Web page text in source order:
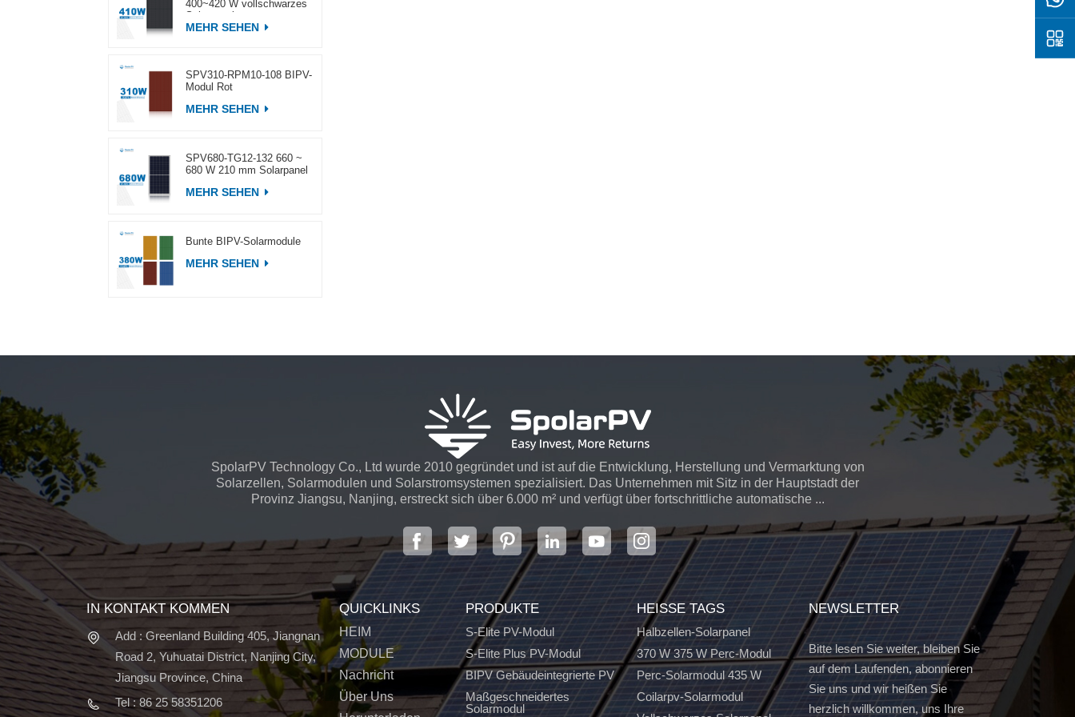
400~420 W vollschwarzes
MEHR SEHEN
SPV310-RPM10-108 BIPV-
Modul Rot
MEHR SEHEN
SPV680-TG12-132 660 ~
680 W 210 mm Solarpanel
MEHR SEHEN
Bunte BIPV-Solarmodule
MEHR SEHEN
SpolarPV Technology Co., Ltd wurde 2010 gegründet und ist auf die Entwicklung, Herstellung und Vermarktung von
Solarzellen, Solarmodulen und Solarstromsystemen spezialisiert. Das Unternehmen mit Sitz in der Hauptstadt der
Provinz Jiangsu, Nanjing, erstreckt sich über 6.000 m² und verfügt über fortschrittliche automatische ...
IN KONTAKT KOMMEN
Add : Greenland Building 405, Jiangnan
Road 2, Yuhuatai District, Nanjing City,
Jiangsu Province, China
Tel : 86 25 58351206
QUICKLINKS
HEIM
MODULE
Nachricht
Über Uns
PRODUKTE
S-Elite PV-Modul
S-Elite Plus PV-Modul
BIPV Gebäudeintegrierte PV
Maßgeschneidertes
Solarmodul
HEISSE TAGS
Halbzellen-Solarpanel
370 W 375 W Perc-Modul
Perc-Solarmodul 435 W
Coilarpv-Solarmodul
NEWSLETTER
Bitte lesen Sie weiter, bleiben Sie
auf dem Laufenden, abonnieren
Sie uns und wir heißen Sie
herzlich willkommen, uns Ihre